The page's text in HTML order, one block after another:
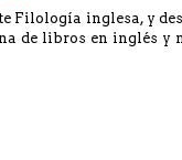
Filología inglesa, y
de libros en inglés y